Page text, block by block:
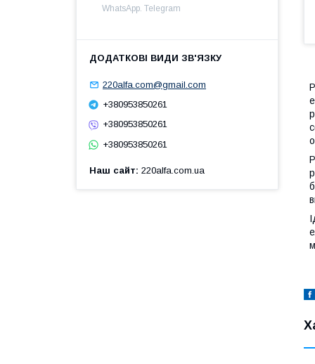
WhatsApp. Telegram
220alfa.com@gmail.com
+380953850261
+380953850261
+380953850261
Наш сайт 220alfa.com.ua